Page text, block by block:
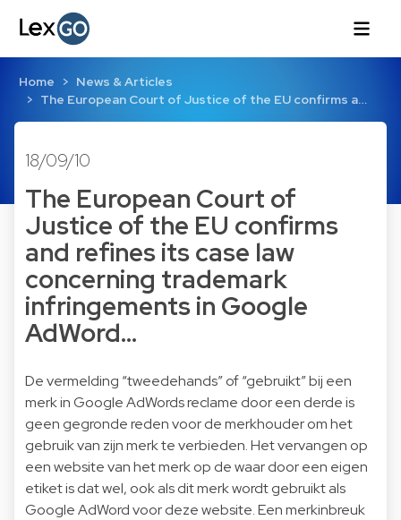
Home
News & Articles
The European Court of Justice of the EU confirms a…
18/09/10
The European Court of
Justice of the EU confirms
and refines its case law
concerning trademark
infringements in Google
AdWord…
De vermelding “tweedehands” of “gebruikt” bij een
merk in Google AdWords reclame door een derde is
geen gegronde reden voor de merkhouder om het
gebruik van zijn merk te verbieden. Het vervangen op
een website van het merk op de waar door een eigen
etiket is dat wel, ook als dit merk wordt gebruikt als
Google AdWord voor deze website. Een merkinbreuk